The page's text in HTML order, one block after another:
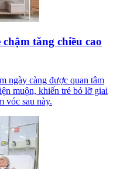
tăng chiều cao
ngày càng được quan tâm
muộn, khiến trẻ bỏ lỡ giai
vóc sau này.